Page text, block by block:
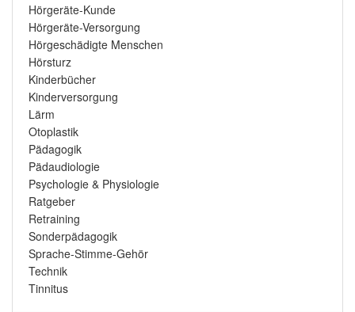
Hörgeräte-Kunde
Hörgeräte-Versorgung
Hörgeschädigte Menschen
Hörsturz
Kinderbücher
Kinderversorgung
Lärm
Otoplastik
Pädagogik
Pädaudiologie
Psychologie & Physiologie
Ratgeber
Retraining
Sonderpädagogik
Sprache-Stimme-Gehör
Technik
Tinnitus